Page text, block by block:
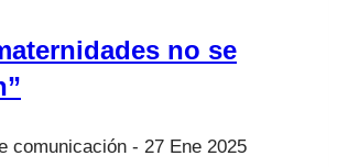
no se
27 Ene 2025